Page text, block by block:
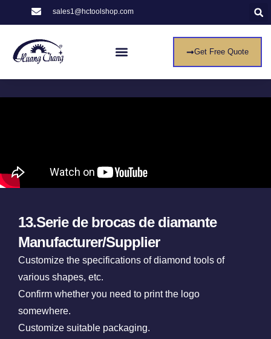
sales1@hctoolshop.com
Get Free Quote
13.Serie de brocas de diamante
Manufacturer/Supplier
Customize the specifications of diamond tools of
various shapes, etc.
Confirm whether you need to print the logo
somewhere.
Customize suitable packaging.